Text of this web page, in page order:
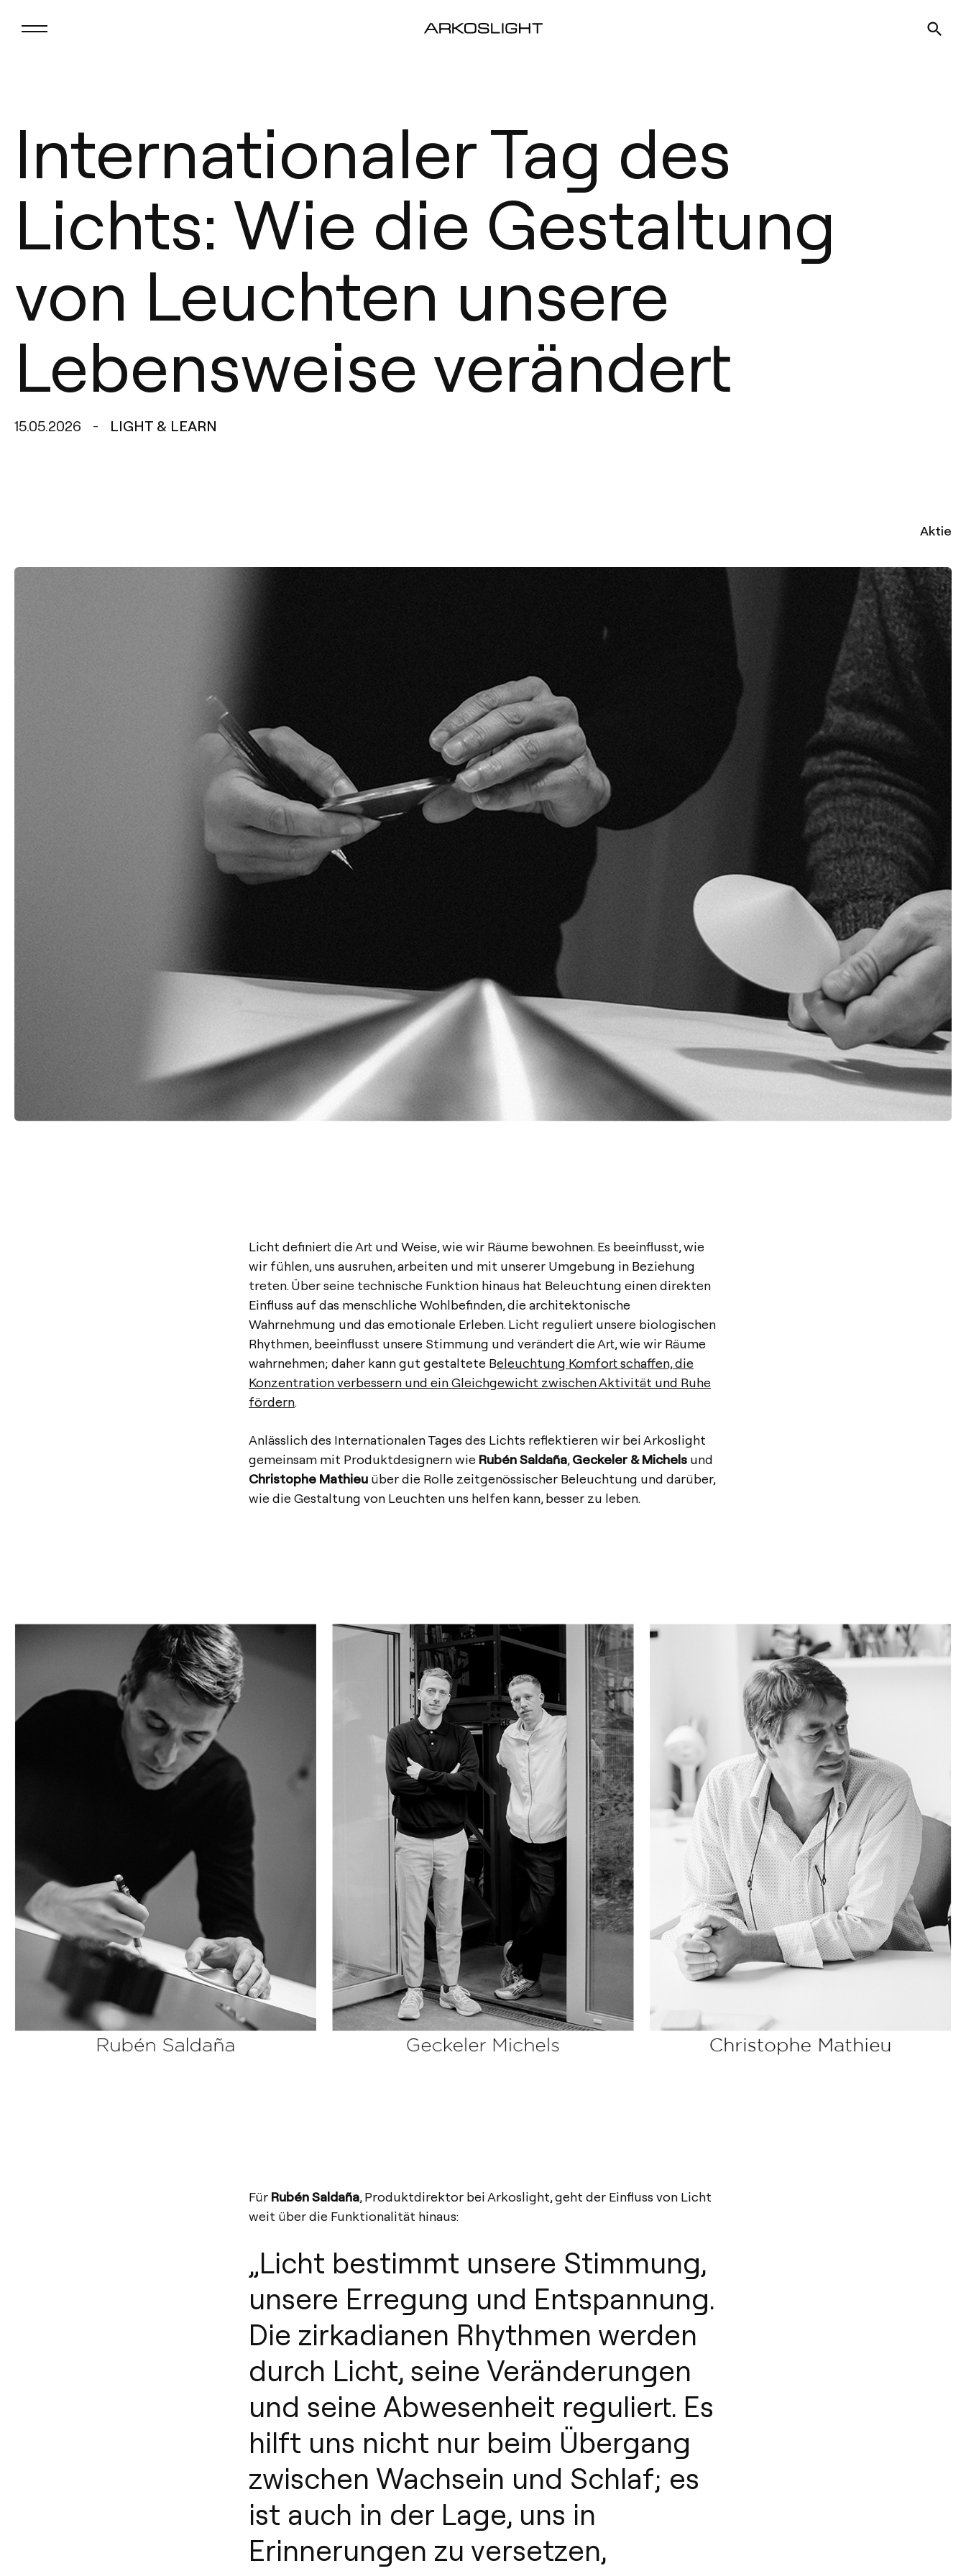
Internationaler Tag des
Lichts: Wie die Gestaltung
von Leuchten unsere
Lebensweise verändert
15.05.2026 LIGHT & LEARN
Aktie
Licht definiert die Art und Weise, wie wir Räume bewohnen. Es beeinflusst, wie
wir fühlen, uns ausruhen, arbeiten und mit unserer Umgebung in Beziehung
treten. Über seine technische Funktion hinaus hat Beleuchtung einen direkten
Einfluss auf das menschliche Wohlbefinden, die architektonische
Wahrnehmung und das emotionale Erleben. Licht reguliert unsere biologischen
Rhythmen, beeinflusst unsere Stimmung und verändert die Art, wie wir Räume
wahrnehmen; daher kann gut gestaltete Beleuchtung Komfort schaffen, die
Konzentration verbessern und ein Gleichgewicht zwischen Aktivität und Ruhe
fördern.
Anlässlich des Internationalen Tages des Lichts reflektieren wir bei Arkoslight
gemeinsam mit Produktdesignern wie Rubén Saldaña,Geckeler & Michels und
Christophe Mathieu über die Rolle zeitgenössischer Beleuchtung und darüber,
wie die Gestaltung von Leuchten uns helfen kann, besser zu leben.
Für Rubén Saldaña, Produktdirektor bei Arkoslight, geht der Einfluss von Licht
weit über die Funktionalität hinaus:
„Licht bestimmt unsere Stimmung,
unsere Erregung und Entspannung.
Die zirkadianen Rhythmen werden
durch Licht, seine Veränderungen
und seine Abwesenheit reguliert. Es
hilft uns nicht nur beim Übergang
zwischen Wachsein und Schlaf; es
ist auch in der Lage, uns in
Erinnerungen zu versetzen,